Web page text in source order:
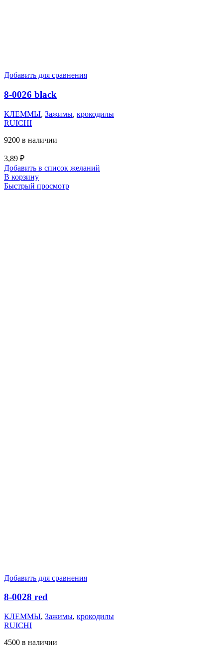
Добавить для сравнения
8-0026 black
КЛЕММЫ, Зажимы, крокодилы
RUICHI
9200 в наличии
3,89 ₽
Добавить в список желаний
В корзину
Быстрый просмотр
Добавить для сравнения
8-0028 red
КЛЕММЫ, Зажимы, крокодилы
RUICHI
4500 в наличии